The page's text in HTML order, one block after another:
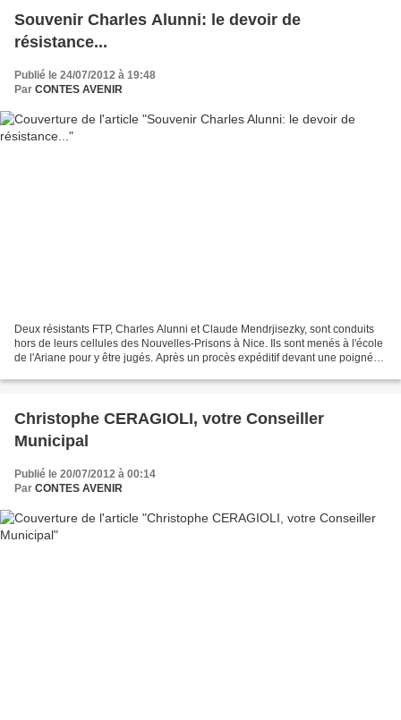
Souvenir Charles Alunni: le devoir de
résistance...
Publié le 24/07/2012 à 19:48
Par CONTES AVENIR
Deux résistants FTP, Charles Alunni et Claude Mendrjisezky, sont conduits
hors de leurs cellules des Nouvelles-Prisons à Nice. Ils sont menés à l'école
de l'Ariane pour y être jugés. Après un procès expéditif devant une poignée
Christophe CERAGIOLI, votre Conseiller
Municipal
Publié le 20/07/2012 à 00:14
Par CONTES AVENIR